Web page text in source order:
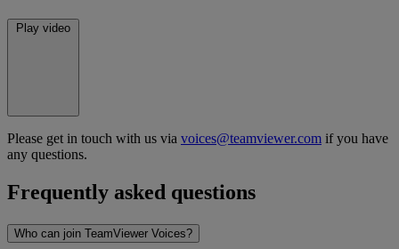
Play video
Please get in touch with us via voices@teamviewer.com if you have
any questions.
Frequently asked questions
Who can join TeamViewer Voices?